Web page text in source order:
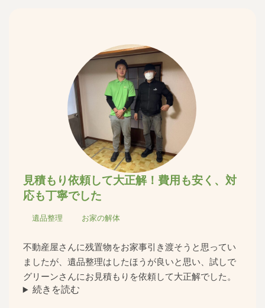
見積もり依頼して大正解！費用も安く、対
応も丁寧でした
遺品整理 お家の解体
不動産屋さんに残置物をお家事引き渡そうと思ってい
ましたが、遺品整理はしたほうが良いと思い、試しで
グリーンさんにお見積もりを依頼して大正解でした。
続きを読む